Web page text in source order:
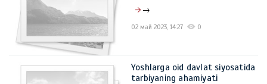
→
02 май 2023, 14:27 0
Yoshlarga oid davlat siyosatida
tarbiyaning ahamiyati